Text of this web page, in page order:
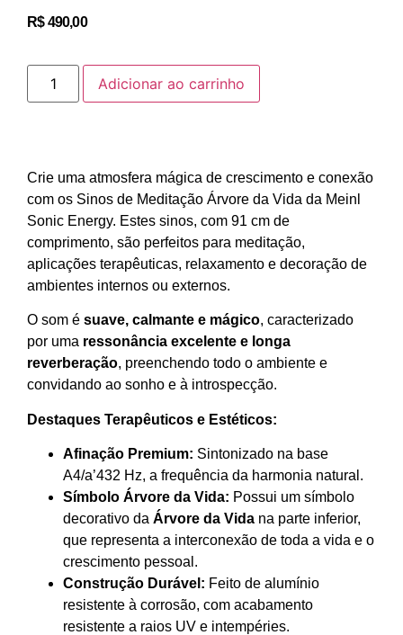
R$490,00
Adicionar ao carrinho
Crie uma atmosfera mágica de crescimento e conexão
com os Sinos de Meditação Árvore da Vida da Meinl
Sonic Energy. Estes sinos, com 91 cm de
comprimento, são perfeitos para meditação,
aplicações terapêuticas, relaxamento e decoração de
ambientes internos ou externos.
O som é suave, calmante e mágico, caracterizado
por uma ressonância excelente e longa
reverberação, preenchendo todo o ambiente e
convidando ao sonho e à introspecção.
Destaques Terapêuticos e Estéticos:
Afinação Premium: Sintonizado na base
A4/a’432 Hz, a frequência da harmonia natural.
Símbolo Árvore da Vida: Possui um símbolo
decorativo da Árvore da Vida na parte inferior,
que representa a interconexão de toda a vida e o
crescimento pessoal.
Construção Durável: Feito de alumínio
resistente à corrosão, com acabamento
resistente a raios UV e intempéries.